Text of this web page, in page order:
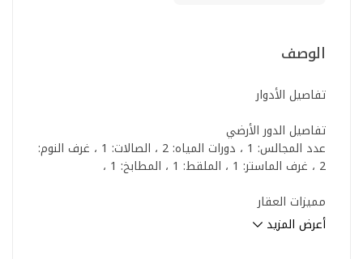
الوصف
تفاصيل الأدوار
تفاصيل الدور الأرضي
عدد المجالس: 1 ، دورات المياه: 2 ، الصالات: 1 ، غرف النوم:
2 ، غرف الماستر: 1 ، الملقط: 1 ، المطابخ: 1 ،
مميزات العقار
مدخل سيارة ، قريب من الخدمات ،
أعرض المزيد